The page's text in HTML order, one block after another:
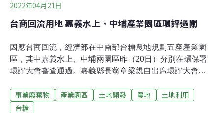
2022年04月21日
台商回流用地 嘉義水上、中埔產業園區環評過關
因應台商回流，經濟部在中南部台糖農地規劃五座產業園
區，其中嘉義水上、中埔兩園區昨（20日）分別在環保署
環評大會審查通過。嘉義縣長翁章梁親自出席環評大會，
必須做好環境把關，避免園區提升了就業機會，卻增加食
安風險。嘉縣兩園區鄰近 空污廢水、廢棄物問題合併考量
事業廢棄物 產業園區 土地開發 農地
土地利用
台糖